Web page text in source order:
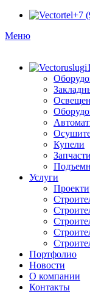
+7
Меню
Купели
Запчасти
Услуги
Портфолио
Новости
O компании
Контакты